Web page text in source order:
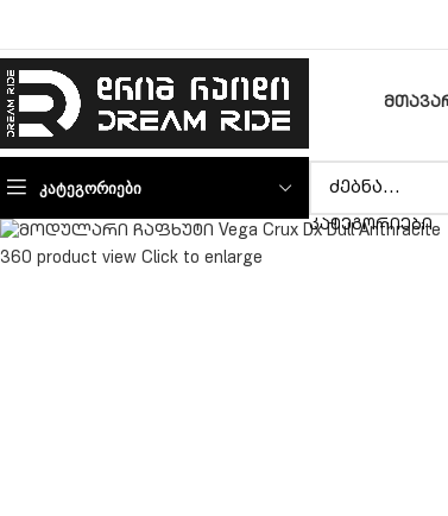
ᲙᲐᲢᲔᲒᲝᲠᲘᲔᲑᲘ
ᲙᲐᲢᲔᲒᲝᲠᲘᲔᲑᲘ
360 product view Click to enlarge